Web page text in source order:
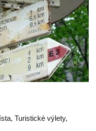
Turistické výlety,